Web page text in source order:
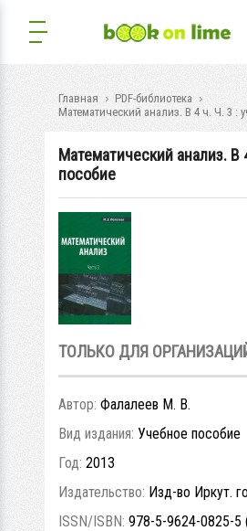
Главная
PDF-библиотека
Математический анализ. В 4 ч. Ч. 3 :
Математический анализ. В
пособие
ТОЛЬКО ДЛЯ
Автор: Фалалеев М. В.
Вид издания: Учебное пособие
Год: 2013
Издательство: Изд-во Иркут.
ISSN/ISBN: 978-5-9624-0825-5